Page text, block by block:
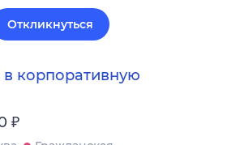
Откликнуться
корпоративную
₽